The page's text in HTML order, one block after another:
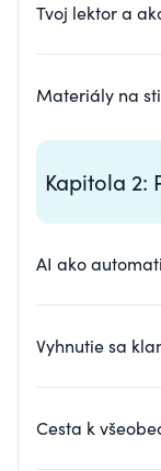
Tvoj lektor a
Materiály na
Kapitola 2:
AI ako
Vyhnutie sa
Cesta k